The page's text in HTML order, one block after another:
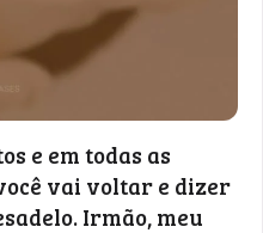
e em todas as
vai voltar e dizer
Irmão, meu